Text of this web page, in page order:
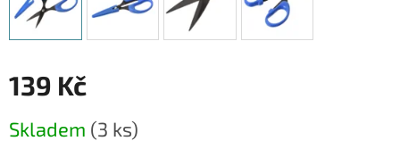
139 Kč
cena:
Skladem (3 ks)